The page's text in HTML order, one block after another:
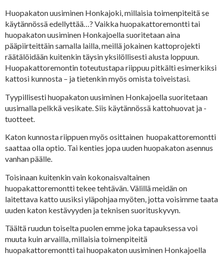
Huopakaton uusiminen Honkajoki, millaisia toimenpiteitä se
käytännössä edellyttää…? Vaikka huopakattoremontti tai
huopakaton uusiminen Honkajoella suoritetaan aina
pääpiirteittäin samalla lailla, meillä jokainen kattoprojekti
räätälöidään kuitenkin täysin yksilöllisesti alusta loppuun.
Huopakattoremontin toteutustapa riippuu pitkälti esimerkiksi
kattosi kunnosta – ja tietenkin myös omista toiveistasi.
Tyypillisesti huopakaton uusiminen Honkajoella suoritetaan
uusimalla pelkkä vesikate. Siis käytännössä kattohuovat ja -
tuotteet.
Katon kunnosta riippuen myös osittainen huopakattoremontti
saattaa olla optio. Tai kenties jopa uuden huopakaton asennus
vanhan päälle.
Toisinaan kuitenkin vain kokonaisvaltainen
huopakattoremontti tekee tehtävän. Välillä meidän on
laitettava katto uusiksi yläpohjaa myöten, jotta voisimme taata
uuden katon kestävyyden ja teknisen suorituskyvyn.
Täältä ruudun toiselta puolen emme joka tapauksessa voi
muuta kuin arvailla, millaisia toimenpiteitä
huopakattoremontti tai huopakaton uusiminen Honkajoella